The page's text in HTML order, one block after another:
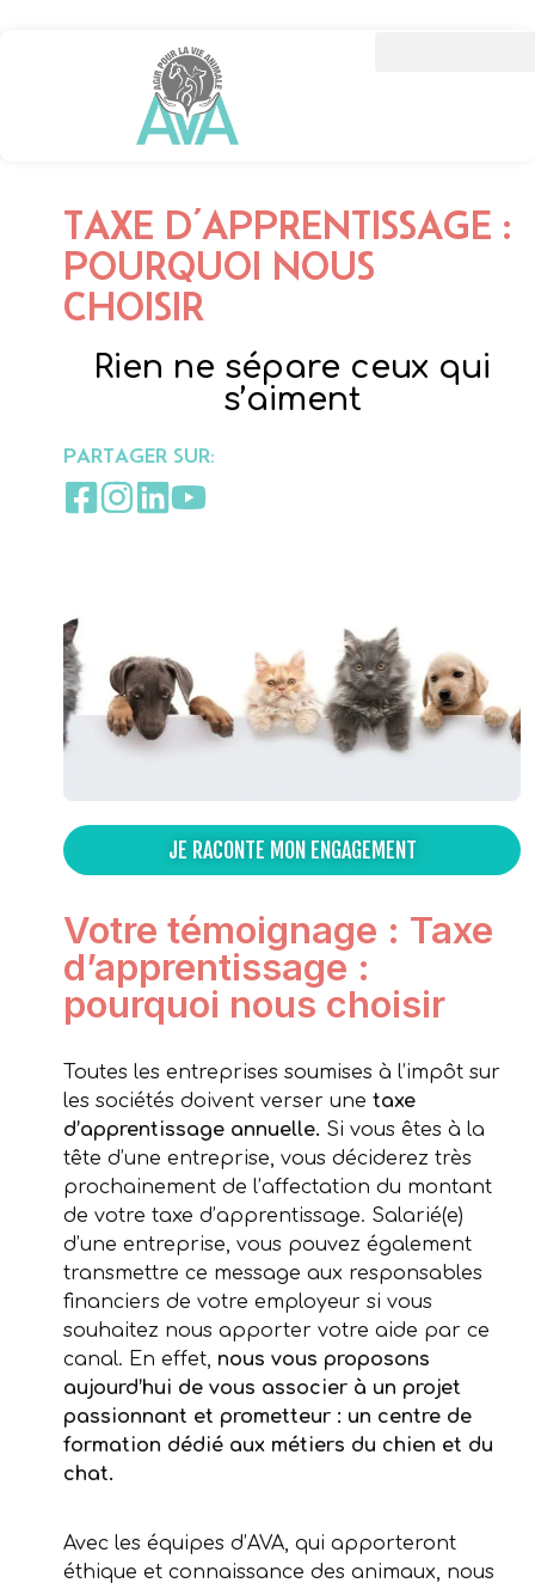
TAXE D’APPRENTISSAGE :
POURQUOI NOUS
CHOISIR
Rien ne sépare ceux qui
s’aiment
PARTAGER SUR:
JE RACONTE MON ENGAGEMENT
Votre témoignage : Taxe
d’apprentissage :
pourquoi nous choisir
Toutes les entreprises soumises à l’impôt sur
les sociétés doivent verser une taxe
d’apprentissage annuelle. Si vous êtes à la
tête d’une entreprise, vous déciderez très
prochainement de l’affectation du montant
de votre taxe d’apprentissage. Salarié(e)
d’une entreprise, vous pouvez également
transmettre ce message aux responsables
financiers de votre employeur si vous
souhaitez nous apporter votre aide par ce
canal. En effet, nous vous proposons
aujourd’hui de vous associer à un projet
passionnant et prometteur : un centre de
formation dédié aux métiers du chien et du
chat.
Avec les équipes d’AVA, qui apporteront
éthique et connaissance des animaux, nous